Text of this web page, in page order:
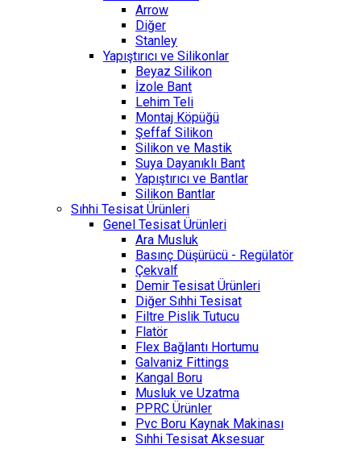
Arrow
Diğer
Stanley
Yapıştırıcı ve Silikonlar
Beyaz Silikon
İzole Bant
Lehim Teli
Montaj Köpüğü
Şeffaf Silikon
Silikon ve Mastik
Suya Dayanıklı Bant
Yapıştırıcı ve Bantlar
Silikon Bantlar
Sıhhi Tesisat Ürünleri
Genel Tesisat Ürünleri
Ara Musluk
Basınç Düşürücü - Regülatör
Çekvalf
Demir Tesisat Ürünleri
Diğer Sıhhi Tesisat
Filtre Pislik Tutucu
Flatör
Flex Bağlantı Hortumu
Galvaniz Fittings
Kangal Boru
Musluk ve Uzatma
PPRC Ürünler
Pvc Boru Kaynak Makinası
Sıhhi Tesisat Aksesuar